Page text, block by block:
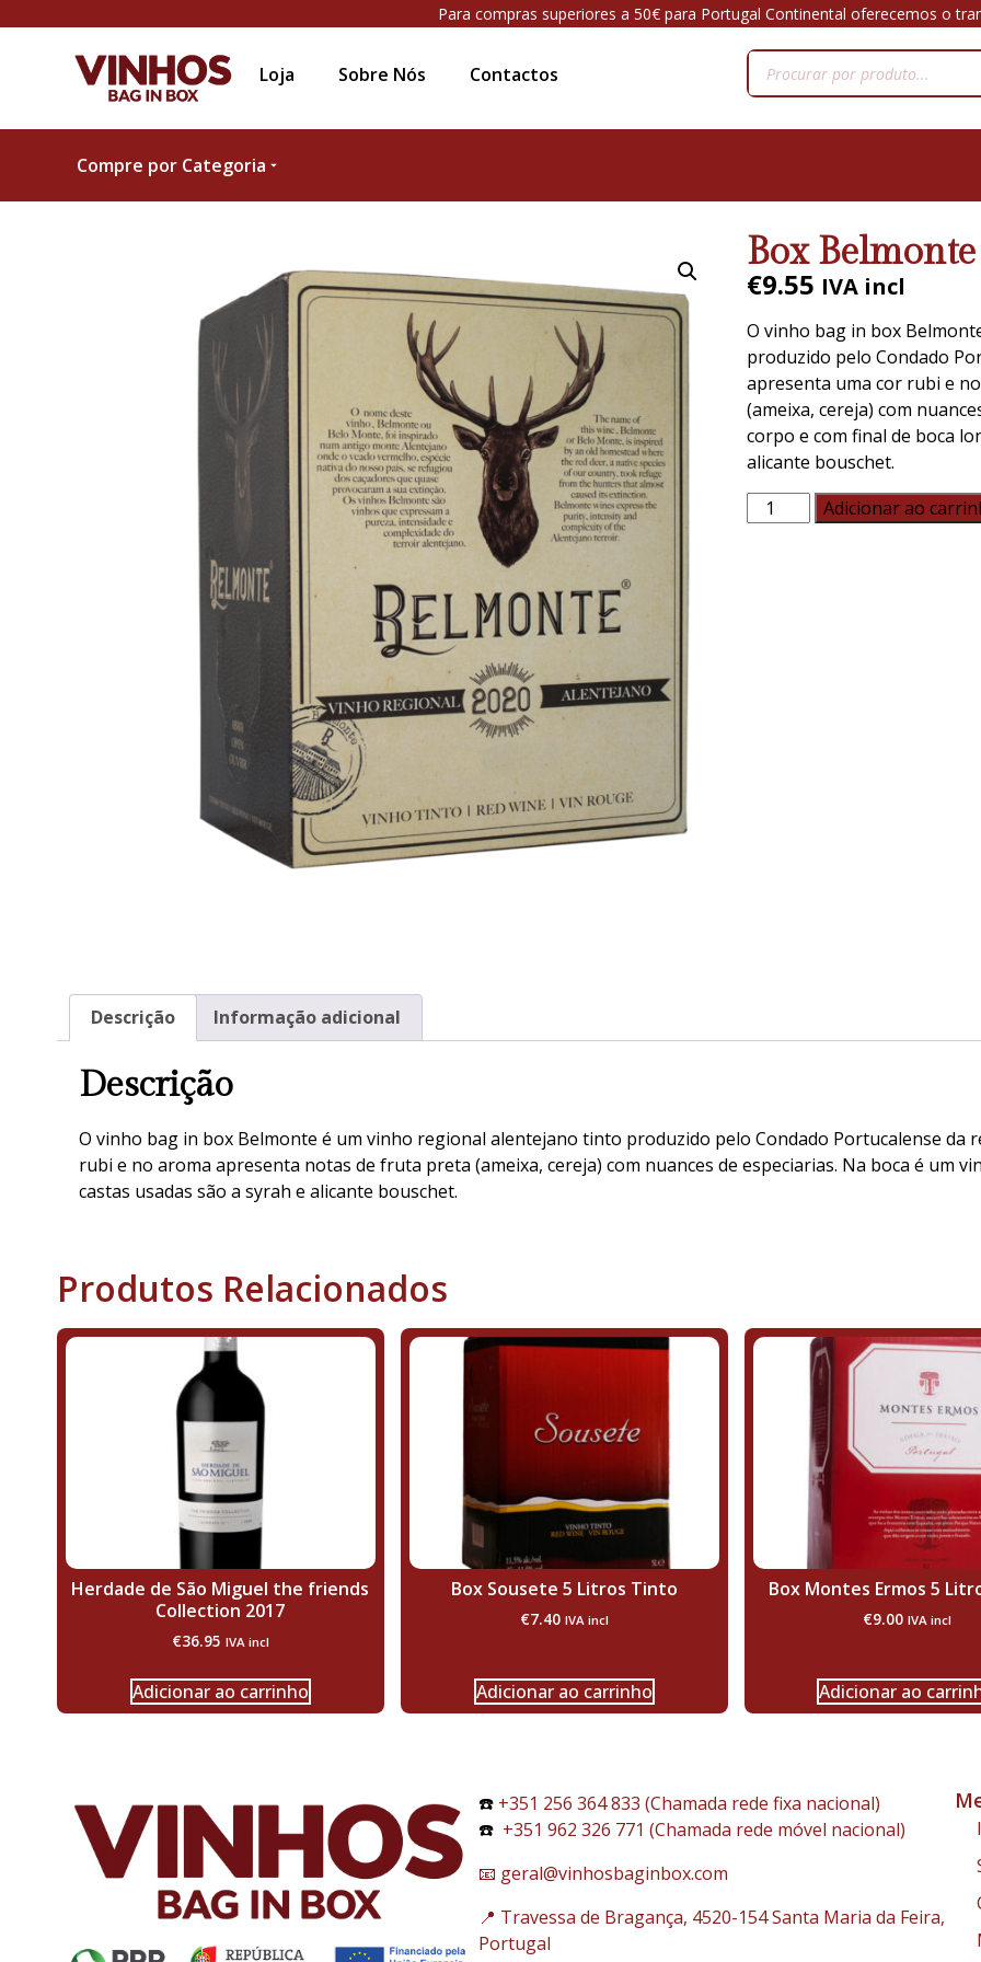
Para compras superiores a 50€ para Portugal Continental oferecemos o
Loja Sobre Nós Contactos
Compre por Categoria
Box
€9.55 IVA incl
O vinho bag in box
produzido pelo Condado
apresenta uma cor rubi e
(ameixa, cereja) com
corpo e com final de boca
alicante bouschet.
Adicionar ao
Descrição Informação adicional
Descrição
O vinho bag in box Belmonte é um vinho regional alentejano tinto produzido pelo Condado Portucalense da
rubi e no aroma apresenta notas de fruta preta (ameixa, cereja) com nuances de especiarias. Na boca é um
castas usadas são a syrah e alicante bouschet.
Produtos Relacionados
Herdade de São Miguel the friends
Collection 2017
€36.95 IVA incl
Adicionar ao carrinho
Box Sousete 5 Litros Tinto
€7.40 IVA incl
Adicionar ao carrinho
Box Montes Ermos 5
€9.00 IVA incl
Adicionar ao
☎️+351 256 364 833 (Chamada rede fixa nacional)
☎️+351 962 326 771 (Chamada rede móvel nacional)
📧 geral@vinhosbaginbox.com
📍 Travessa de Bragança, 4520-154 Santa Maria da Feira,
Portugal